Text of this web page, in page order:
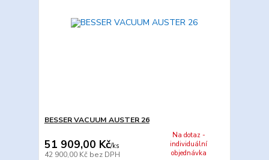
BESSER VACUUM AUSTER 26
51 909,00 Kč/ks
42 900,00 Kč bez DPH
Na dotaz -
individuální
objednávka